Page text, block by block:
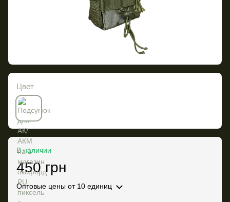
Цвет
В наличии
450 грн
Оптовые цены от 10 единиц